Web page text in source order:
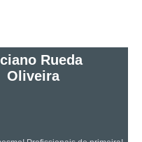
Rueda